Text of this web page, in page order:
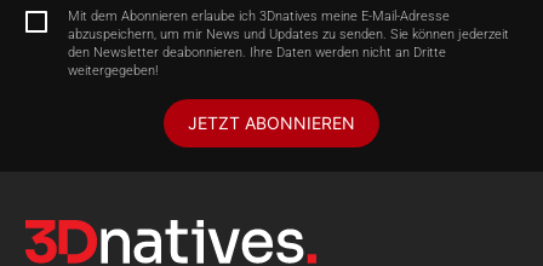
Mit dem Abonnieren erlaube ich 3Dnatives meine E-Mail-Adresse
abzuspeichern, um mir News und Updates zu senden. Sie können jederzeit
den Newsletter deabonnieren. Ihre Daten werden nicht an Dritte
weitergegeben!
JETZT ABONNIEREN